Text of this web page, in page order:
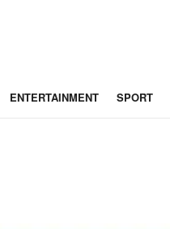
ENTERTAINMENT SPORT